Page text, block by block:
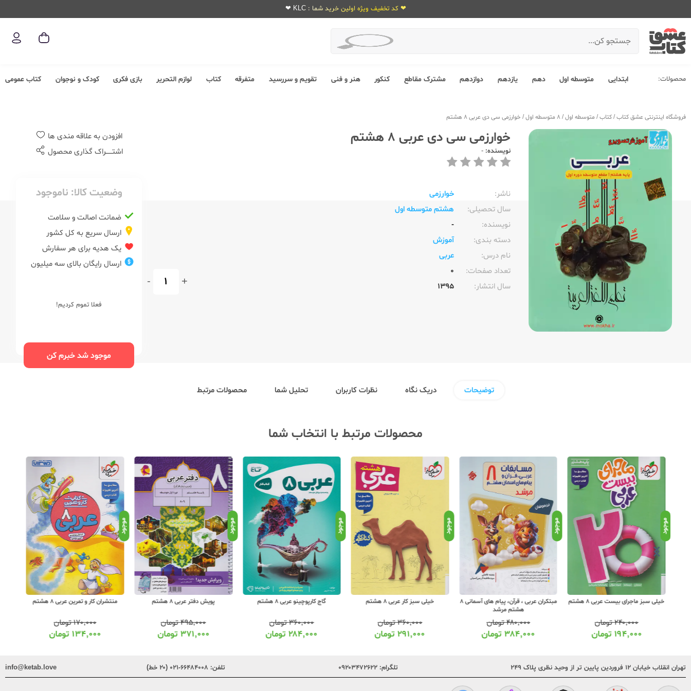
❤ کد تخفیف ویژه اولین خرید شما : KLC ❤
محصولات: ابتدایی متوسطه اول دهم یازدهم دوازدهم مشترک مقاطع کنکور هنر و فنی تقویم و سررسید متفرقه کتاب لوازم التحریر بازی فکری کودک و نوجوان کتاب عمومی
فروشگاه اینترنتی عشق کتاب/کتاب/ متوسطه اول/8 متوسطه اول / خوارزمی سی دی عربی 8 هشتم
خوارزمی سی دی عربی 8 هشتم
نویسنده: -
ناشر:‌
خوارزمی
سال تحصیلی:‌
هشتم متوسطه اول
نویسنده:‌
-
دسته بندی:
آموزش
نام درس:
عربی
تعداد صفحات:‌
0
سال انتشار:‌
1395
+
-
افزودن به علاقه مندی ها
اشتــــــراک گذاری محصول
وضعیت کالا: ناموجود
ضمانت اصالت و سلامت
ارسال سریع به کل کشور
یک هدیه برای هر سفارش
ارسال رایگان بالای سه میلیون
فعلا تموم کردیم!
موجود شد خبرم کن
توضیحات دریک نگاه نظرات کاربران تحلیل شما محصولات مرتبط
محصولات مرتبط با انتخاب شما
موجود
خیلی سبز ماجرای بیست عربی 8 هشتم
۲۴۰,۰۰۰تومان
۱۹۴,۰۰۰ تومان
موجود
مبتکران عربی ، قرآن، پیام های آسمانی 8
هشتم مرشد
۴۸۰,۰۰۰تومان
۳۸۴,۰۰۰تومان
موجود
خیلی سبز کار عربی 8 هشتم
۳۶۰,۰۰۰تومان
۲۹۱,۰۰۰تومان
موجود
گاج کارپوچینو عربی 8 هشتم
۳۶۰,۰۰۰تومان
۲۸۴,۰۰۰تومان
موجود
پویش دفتر عربی 8 هشتم
۴۹۵,۰۰۰تومان
۳۷۱,۰۰۰ تومان
موجود
منتشران کار و تمرین عربی 8 هشتم
۱۷۰,۰۰۰تومان
۱۳۴,۰۰۰تومان
تهران انقلاب خیابان ۱۲ فروردین پایین تر از وحید نظری پلاک ۲۴۹ تلگرام: ۰۹۲۰۳۴۷۲۶۲۲ تلفن: ۶۶۴۸۴۰۰۸-۰۲۱ (۲۰ خط) info@ketab.love